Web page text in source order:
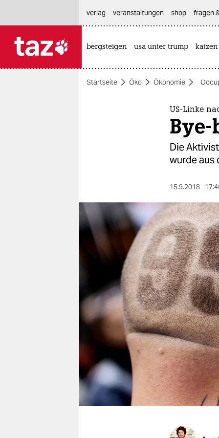
themen
berlin
nord
wahrheit
verlag
verlag
veranstaltungen
shop
fragen & hilfe
unterstützen
abo
verlag
veranstaltungen shop fragen
bergsteigen usa unter trump katzen
Startseite Öko Ökonomie
US-Linke
Bye-
Die
wurde aus
15.9.2018